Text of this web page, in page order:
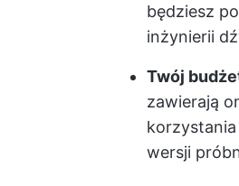
będziesz
inżynierii
Twój
zawierają
wersji